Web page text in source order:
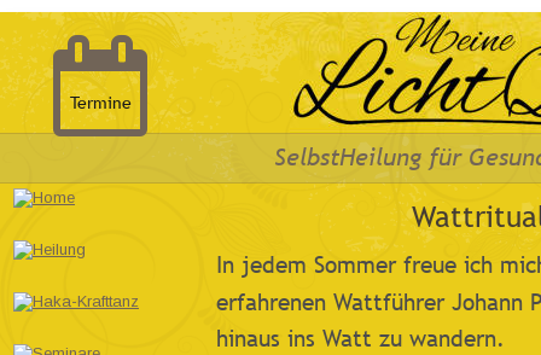
SelbstHeilung für
Termine
In jedem Sommer freue ich
erfahrenen Wattführer Johann
hinaus ins Watt zu wandern.
